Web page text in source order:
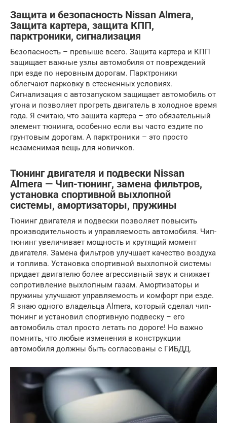
Защита и безопасность Nissan Almera,
Защита картера, защита КПП,
парктроники, сигнализация
Безопасность – превыше всего. Защита картера и КПП
защищает важные узлы автомобиля от повреждений
при езде по неровным дорогам. Парктроники
облегчают парковку в стесненных условиях.
Сигнализация с автозапуском защищает автомобиль от
угона и позволяет прогреть двигатель в холодное время
года. Я считаю, что защита картера – это обязательный
элемент тюнинга, особенно если вы часто ездите по
грунтовым дорогам. А парктроники – это просто
незаменимая вещь для новичков.
Тюнинг двигателя и подвески Nissan
Almera — Чип-тюнинг, замена фильтров,
установка спортивной выхлопной
системы, амортизаторы, пружины
Тюнинг двигателя и подвески позволяет повысить
производительность и управляемость автомобиля. Чип-
тюнинг увеличивает мощность и крутящий момент
двигателя. Замена фильтров улучшает качество воздуха
и топлива. Установка спортивной выхлопной системы
придает двигателю более агрессивный звук и снижает
сопротивление выхлопным газам. Амортизаторы и
пружины улучшают управляемость и комфорт при езде.
Я знаю одного владельца Almera, который сделал чип-
тюнинг и установил спортивную подвеску – его
автомобиль стал просто летать по дороге! Но важно
помнить, что любые изменения в конструкции
автомобиля должны быть согласованы с ГИБДД.